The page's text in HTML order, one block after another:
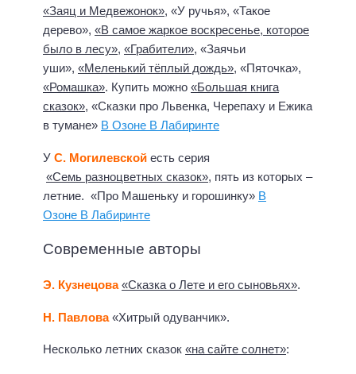
«Заяц и Медвежонок», «У ручья», «Такое
дерево», «В самое жаркое воскресенье, которое
было в лесу», «Грабители», «Заячьи
уши», «Меленький тёплый дождь», «Пяточка»,
«Ромашка». Купить можно «Большая книга
сказок», «Сказки про Львенка, Черепаху и Ежика
в тумане» В Озоне В Лабиринте
У С. Могилевской есть серия
«Семь разноцветных сказок», пять из которых –
летние. «Про Машеньку и горошинку» В
Озоне В Лабиринте
Современные авторы
Э. Кузнецова «Сказка о Лете и его сыновьях».
Н. Павлова «Хитрый одуванчик».
Несколько летних сказок «на сайте солнет»: